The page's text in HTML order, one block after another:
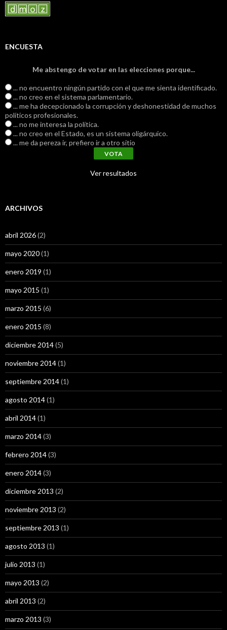
ENCUESTA
Me abstengo de votar en las elecciones porque...
... no encuentro ningún partido con el que me sienta identificado.
... no creo en el sistema parlamentario.
... me ha decepcionado la corrupción y deshonestidad de muchos
políticos profesionales.
... no me interesa la política.
... no creo en el Estado, es un sistema oligárquico.
... me da pereza ir, prefiero ir a otro sitio
Ver resultados
ARCHIVOS
abril 2026(2)
mayo 2020(1)
enero 2019 (1)
mayo 2015 (1)
marzo 2015 (6)
enero 2015 (8)
diciembre 2014(5)
noviembre 2014(1)
septiembre 2014(1)
agosto 2014(1)
abril 2014(1)
marzo 2014(3)
febrero 2014(3)
enero 2014(3)
diciembre 2013 (2)
noviembre 2013 (2)
septiembre 2013 (1)
agosto 2013 (1)
julio 2013 (1)
mayo 2013 (2)
abril 2013 (2)
marzo 2013 (3)